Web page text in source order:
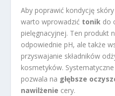
Aby poprawić kondycję
warto wprowadzić tonik do
pielęgnacyjnej. Ten produkt
odpowiednie pH, ale także
przyswajanie składników
kosmetyków.
pozwala na głębsze
nawilżenie cery.